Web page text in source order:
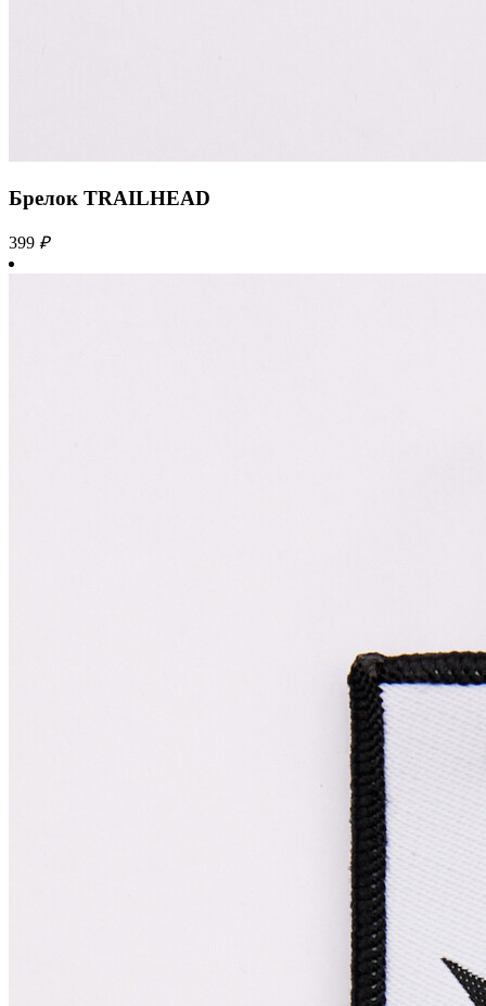
Брелок TRAILHEAD
399 ₽